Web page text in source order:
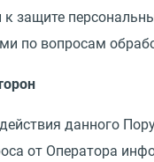
к защите
по вопросам
данного
от Оператора